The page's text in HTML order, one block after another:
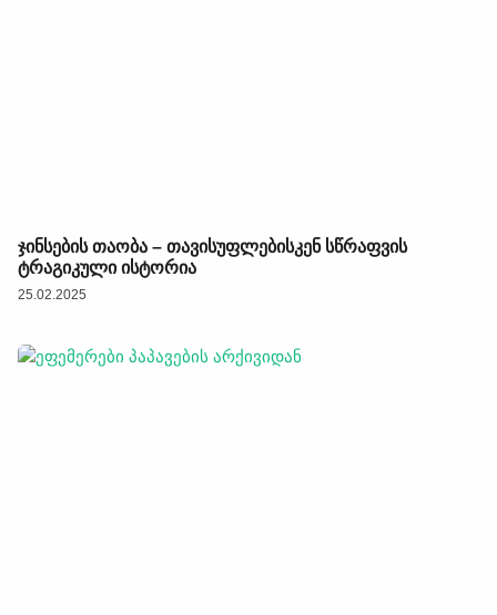
ჯინსების თაობა – თავისუფლებისკენ სწრაფვის
ტრაგიკული ისტორია
25.02.2025